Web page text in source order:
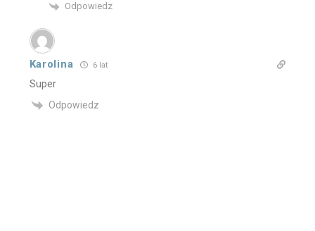
Odpowiedz
Karolina 6 lat
Super
Odpowiedz